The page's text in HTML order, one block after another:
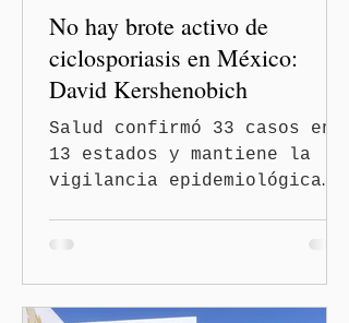
No hay brote activo de
ciclosporiasis en México:
David Kershenobich
Salud confirmó 33 casos en
13 estados y mantiene la
vigilancia epidemiológica
Kershenobich Stalnikowitz,
aseguró que en México no